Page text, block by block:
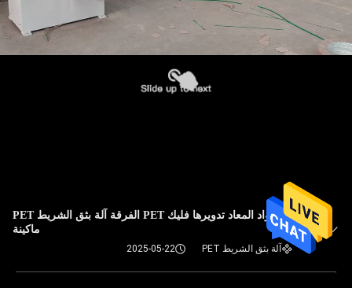
المواد المعاد تدويرها فليك PET الفرقة آلة بثق الشريط PET
ماكينة
آلة بثق الشريط PET 2025-05-22